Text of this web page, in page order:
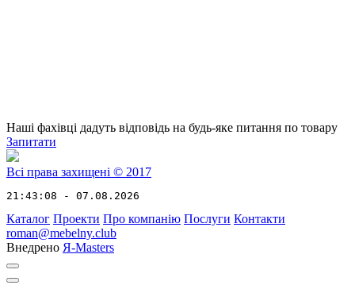
Наші фахівці дадуть відповідь на будь-яке питання по товару
Запитати
Всі права захищені © 2017
21:43:08 - 07.08.2026
Каталог Проекти Про компанію Послуги Контакти
roman@mebelny.club
Внедрено Я-Masters